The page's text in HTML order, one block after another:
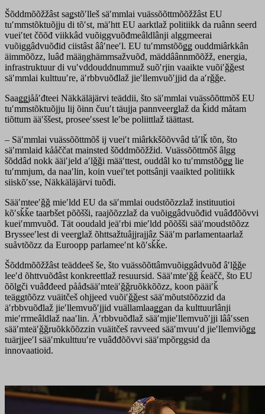
Šõddmõõžžâst saǥstõʹlleš säʹmmlai vuässõõttmõõžžâst EU
tuʹmmstõktuõjju di tõʹst, mäʹhtt EU aarktlaž politiikk da ruânn seerd
vueiʹtet čõõđ viikkâd vuõiggvuõđmeâldlânji alggmeerai
vuõiggâdvuõđid ciistâst ââʹneeʹl. EU tuʹmmstõõǥǥ ouddmiârkkân
äimmõõzz, luâđ määŋghämmsažvuõđ, mäddâânnmõõžž, energia,
infrastruktuur di vuʹvddouddnummuž suõʹrjin vaaikte vuõiʹǧǧest
säʹmmlai kulttuuʹre, äʹrbbvuõđlaž jieʹllemvuõʹjjid da aʹrǧǧe.
Saaǥǥjååʹđteei Näkkäläjärvi teäddii, što säʹmmlai vuässõõttmõš EU
tuʹmmstõktuõjju lij õinn čuuʹt täujja pannveerǥlaž da ǩidd måtam
tiõttum ääʹššest, proseeʹssest leʹbe poliittlaž täättast.
– Säʹmmlai vuässõõttmõš ij vueiʹt miârkkšõõvvâd tåʹlǩ tõn, što
säʹmmlaid kååččat mainsted šõddmõõžžid. Vuässõõttmõš âlgg
šõddâd nokk ääiʹjeld aʹlǧǧi määʹttest, ouddâl ko tuʹmmstõõǥǥ lie
tuʹmmjum, da naaʹlin, koin vueiʹtet pottsânji vaaikted politiikk
siiskõʹsse, Näkkäläjärvi tuõđi.
Sääʹmteeʹǧǧ mieʹldd EU da säʹmmlai oudstõõzzlaž instituutioi
kõʹsǩǩe taarbšet põõšši, raajõõzzlaž da vuõiggâdvuõđid vuâđđõõvvi
kueiʹmmvuõđ. Tät ooudald jeäʹrbi mieʹldd põõšši sääʹmoudstõõzz
Brysseeʹlest di veerǥlaž õhttsažtuâjjrajjâz Sääʹm parlamentaarlaž
suåvtõõzz da Euroopp parlameeʹnt kõʹsǩǩe.
Šõddmõõžžâst teäddeeš še, što vuässõõttâmvuõiggâdvuõđ âʹlǧǧe
leeʹd õhttvuõđâst konkreettlaž resuursid. Sääʹmteʹǧǧ ǩeäčč, što EU
õõlǥči vuâđđeed pååđsääʹmteäʹǧǧruõkkõõzz, koon pääiʹǩ
teäggtõõzz vuäitčeš ohjjeed vuõiʹǧǧest sääʹmõutstõõzzid da
äʹrbbvuõđlaž jieʹllemvuõʹjjid vuällamlaaǥǥan da kulttuurlânji
mieʹrrmeâldlaž naaʹlin. Äʹrbbvuõđlaž sääʹmjieʹllemvuõʹjji lââʹssen
sääʹmteäʹǧǧruõkkõõzzin vuäitčeš ravveed sääʹmvuuʹd jieʹllemviõǥǥ
tuärjjeeʹl sääʹmkulttuuʹre vuâđđõõvvi sääʹmpõrggsid da
innovaatioid.